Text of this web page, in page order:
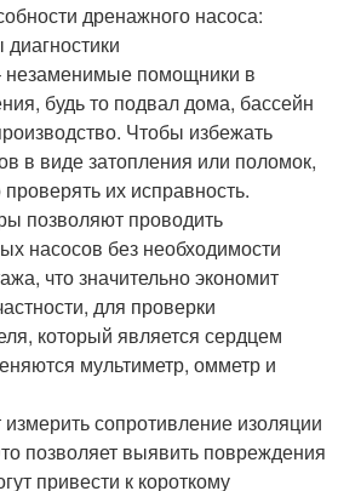
дренажного насоса:
помощники в
будь то подвал дома, бассейн
Чтобы избежать
в виде затопления или поломок,
их исправность.
позволяют проводить
насосов без необходимости
что значительно экономит
для проверки
который является сердцем
мультиметр, омметр и
сопротивление изоляции
позволяет выявить повреждения
привести к короткому